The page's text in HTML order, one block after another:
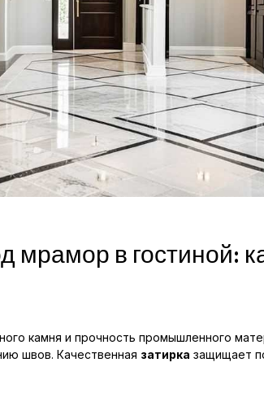
мрамор в гостиной:
камня и прочность промышленного
швов. Качественная затирка защищает